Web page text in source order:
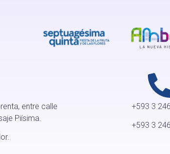
entre calle
Piísima.
+593 3
+593 3